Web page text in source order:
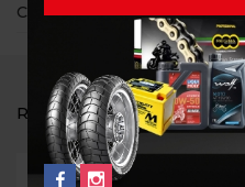
Consultas
RELATED PRODUCTS